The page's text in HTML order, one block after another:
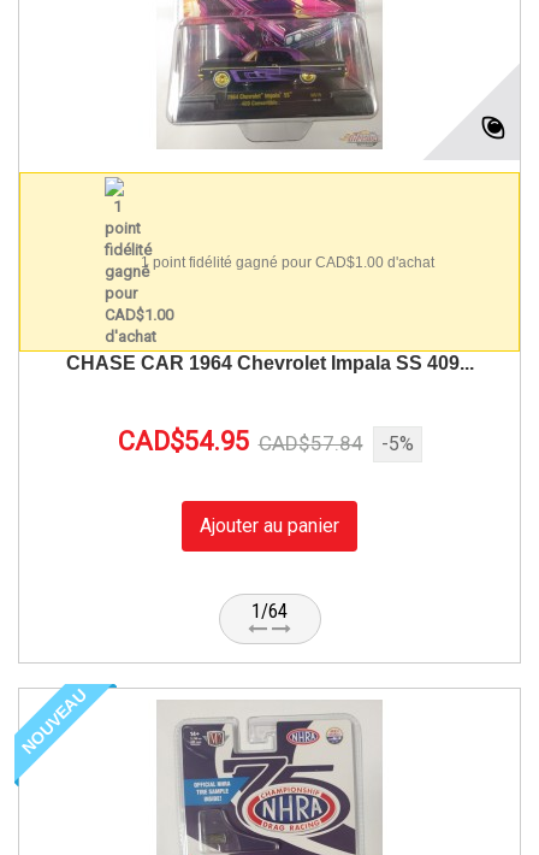
1 point fidélité gagné pour CAD$1.00 d'achat
CHASE CAR 1964 Chevrolet Impala SS 409...
CAD$54.95 CAD$57.84 -5%
Ajouter au panier
1/64
NOUVEAU